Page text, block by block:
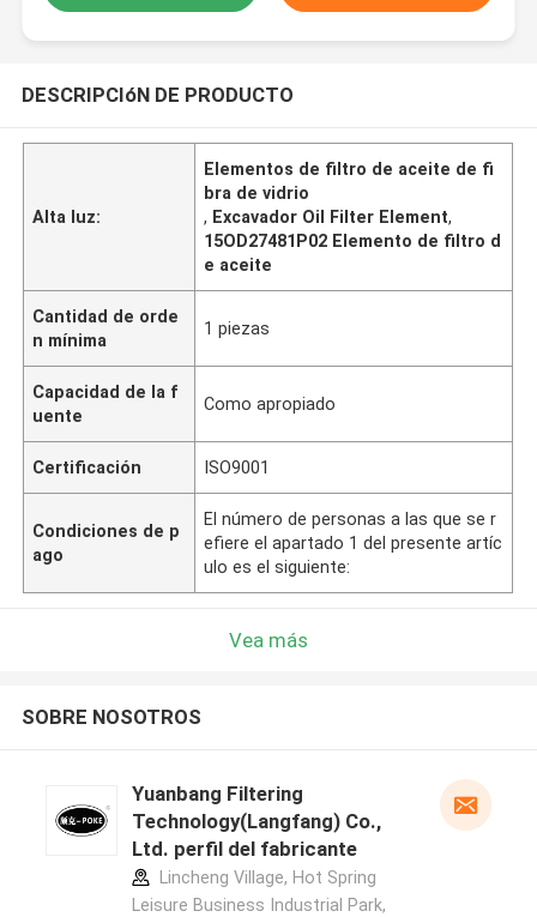
DESCRIPCIóN DE PRODUCTO
Alta luz:
Elementos de filtro de aceite de fi
bra de vidrio
, Excavador Oil Filter Element,
15OD27481P02 Elemento de filtro d
e aceite
Cantidad de orde
n mínima
1 piezas
Capacidad de la f
uente
Como apropiado
Certificación ISO9001
Condiciones de p
ago
El número de personas a las que se r
efiere el apartado 1 del presente artíc
ulo es el siguiente:
Vea más
SOBRE NOSOTROS
Yuanbang Filtering
Technology(Langfang) Co.,
Ltd. perfil del fabricante
Lincheng Village, Hot Spring
Leisure Business Industrial Park,